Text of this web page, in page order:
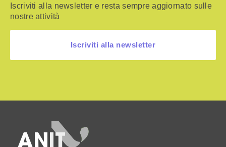
Iscriviti alla newsletter e resta sempre aggiornato sulle
nostre attività
Iscriviti alla newsletter